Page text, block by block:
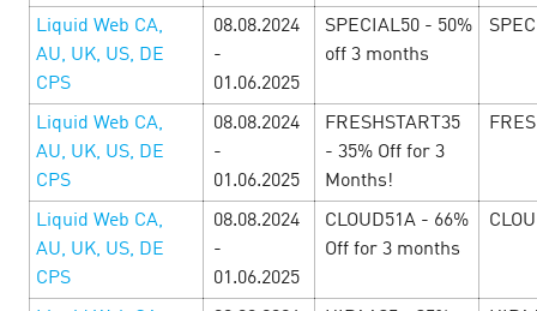
эксклюзивные промокоды и бонусы от рекламодателей!
Смотрите подборку офферов к Черной пятниц…
LEARN MORE
Liquid Web CA,
AU, UK, US, DE
CPS
08.08.2024
-
01.06.2025
SPECIAL50 - 50%
off 3 months
Liquid Web CA,
AU, UK, US, DE
CPS
08.08.2024
-
01.06.2025
FRESHSTART35
- 35% Off for 3
Months!
Liquid Web CA,
AU, UK, US, DE
CPS
08.08.2024
-
01.06.2025
CLOUD51A - 66%
Off for 3 months